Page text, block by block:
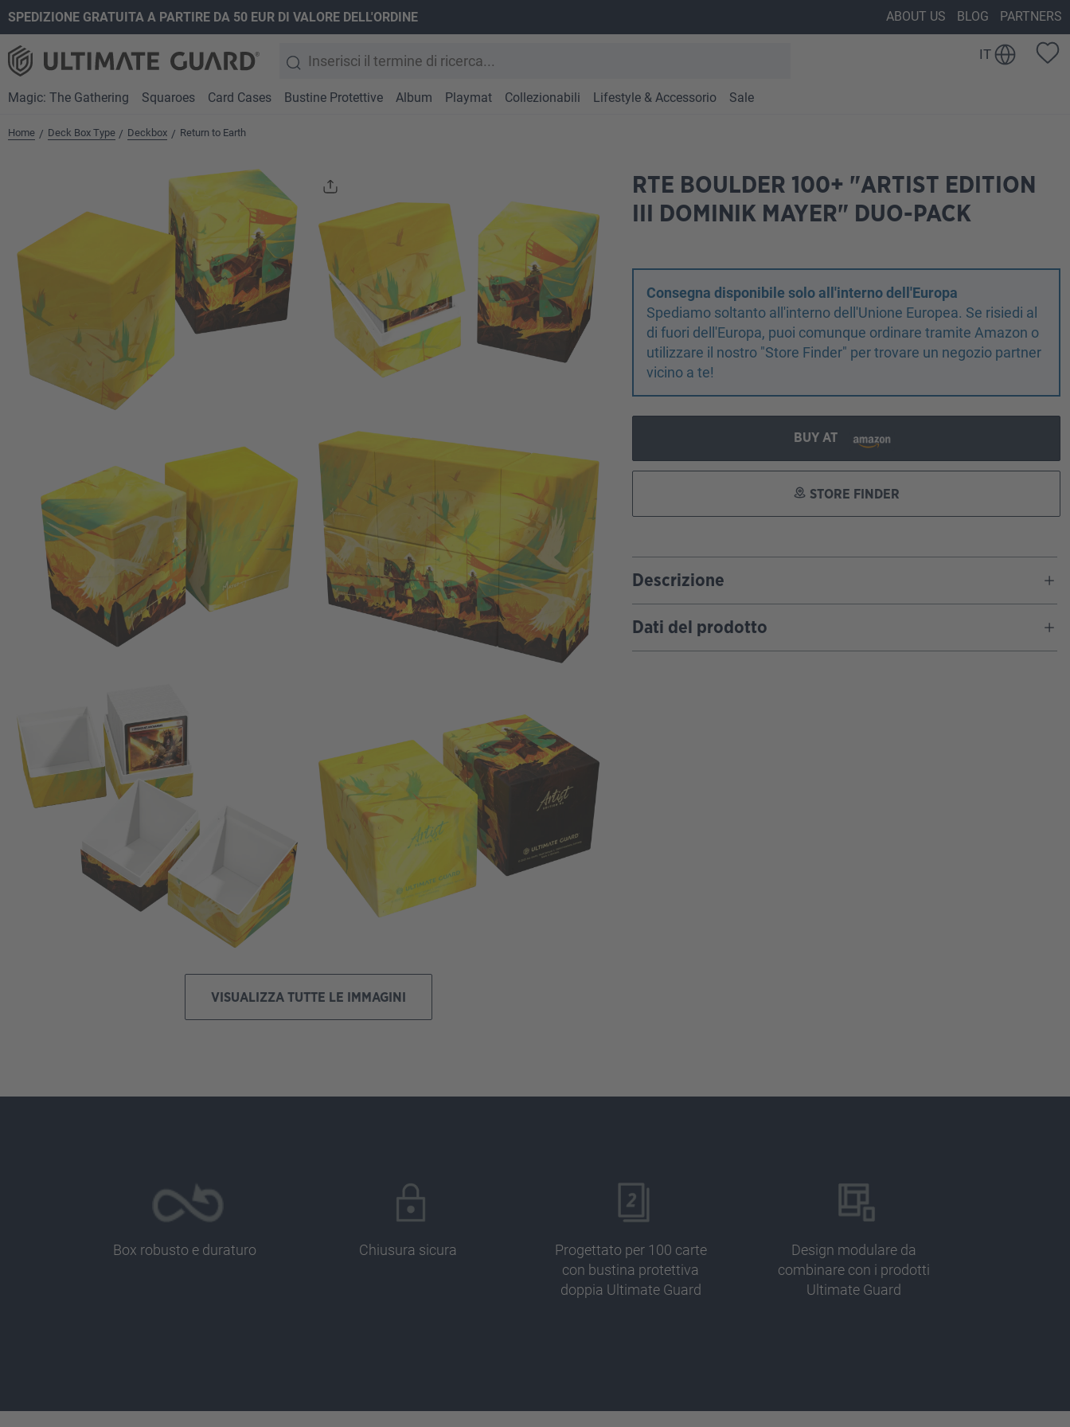
Passa alla navigazione principale
SPEDIZIONE GRATUITA A PARTIRE DA 50 EUR DI VALORE DELL'ORDINE ABOUT US BLOG PARTNERS
IT
Magic: The Gathering Squaroes Card Cases Bustine Protettive Album Playmat Collezionabili Lifestyle & Accessorio Sale
Home / Deck Box Type / Deckbox / Return to Earth
VISUALIZZA TUTTE LE IMMAGINI
RTE BOULDER 100+ "ARTIST EDITION
III DOMINIK MAYER" DUO-PACK
Consegna disponibile solo all'interno dell'Europa
Spediamo soltanto all'interno dell'Unione Europea. Se risiedi al
di fuori dell'Europa, puoi comunque ordinare tramite Amazon o
utilizzare il nostro "Store Finder" per trovare un negozio partner
vicino a te!
BUY AT
STORE FINDER
Descrizione
Dati del prodotto
Box robusto e duraturo Chiusura sicura
Progettato per 100 carte
con bustina protettiva
doppia Ultimate Guard
Design modulare da
combinare con i prodotti
Ultimate Guard